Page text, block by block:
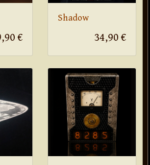
€
Shadow
34,90 €